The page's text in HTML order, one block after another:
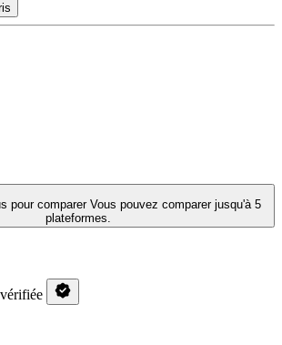
pour comparer Vous pouvez comparer jusqu'à 5
plateformes.